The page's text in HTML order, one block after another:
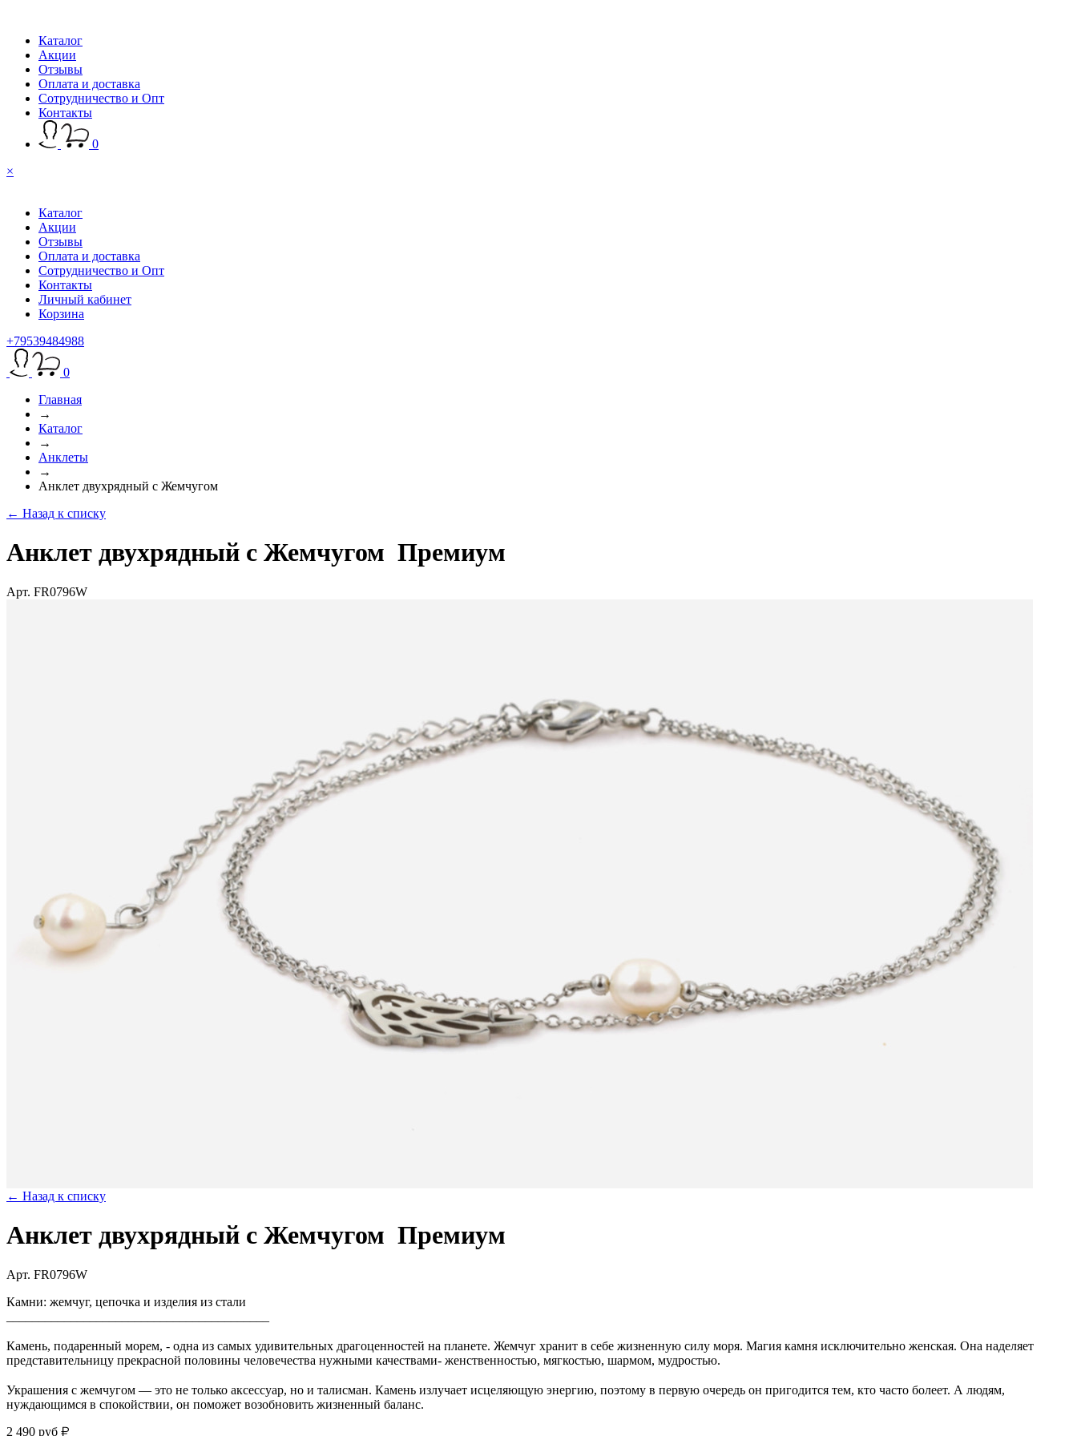
Каталог
Акции
Отзывы
Оплата и доставка
Сотрудничество и Опт
Контакты
0
×
Каталог
Акции
Отзывы
Оплата и доставка
Сотрудничество и Опт
Контакты
Личный кабинет
Корзина
+79539484988
0
Главная
→
Каталог
→
Анклеты
→
Анклет двухрядный с Жемчугом
← Назад к списку
Анклет двухрядный с Жемчугом Премиум
Арт. FR0796W
← Назад к списку
Анклет двухрядный с Жемчугом Премиум
Арт. FR0796W
Камни: жемчуг, цепочка и изделия из стали
Камень, подаренный морем, - одна из самых удивительных драгоценностей на планете. Жемчуг хранит в себе жизненную силу моря. Магия камня исключительно женская. Она наделяет
представительницу прекрасной половины человечества нужными качествами- женственностью, мягкостью, шармом, мудростью.
Украшения с жемчугом — это не только аксессуар, но и талисман. Камень излучает исцеляющую энергию, поэтому в первую очередь он пригодится тем, кто часто болеет. А людям,
нуждающимся в спокойствии, он поможет возобновить жизненный баланс.
2 490 руб